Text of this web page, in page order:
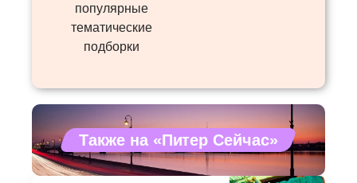
популярные
тематические
подборки
Также на «Питер Сейчас»